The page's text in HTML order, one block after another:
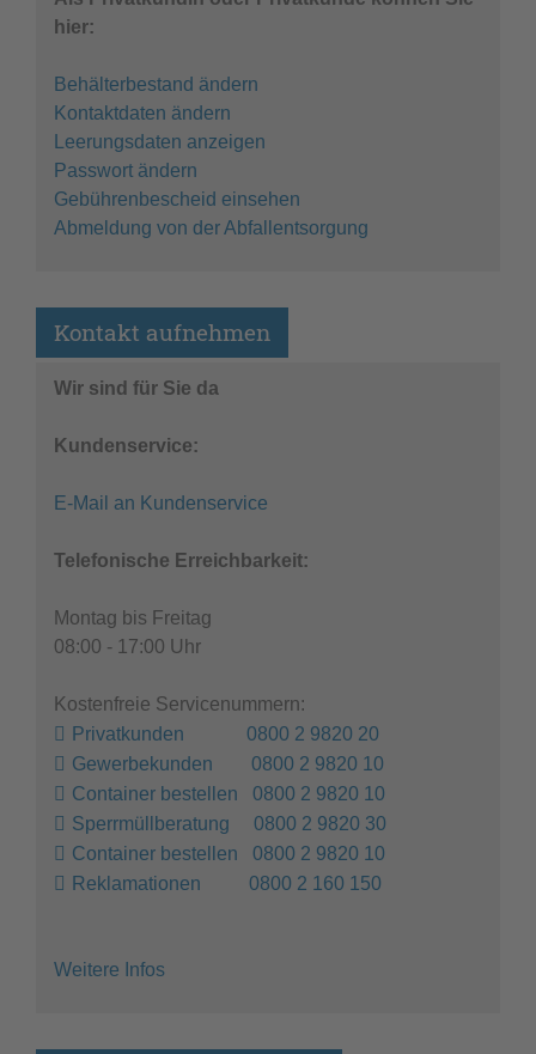
hier:
Behälterbestand ändern
Kontaktdaten ändern
Leerungsdaten anzeigen
Passwort ändern
Gebührenbescheid einsehen
Abmeldung von der Abfallentsorgung
Kontakt aufnehmen
Wir sind für Sie da
Kundenservice:
E-Mail an Kundenservice
Telefonische Erreichbarkeit:
Montag bis Freitag
08:00 - 17:00 Uhr
Kostenfreie Servicenummern:
Privatkunden 0800 2 9820 20
Gewerbekunden 0800 2 9820 10
Container bestellen 0800 2 9820 10
Sperrmüllberatung 0800 2 9820 30
Container bestellen 0800 2 9820 10
Reklamationen 0800 2 160 150
Weitere Infos